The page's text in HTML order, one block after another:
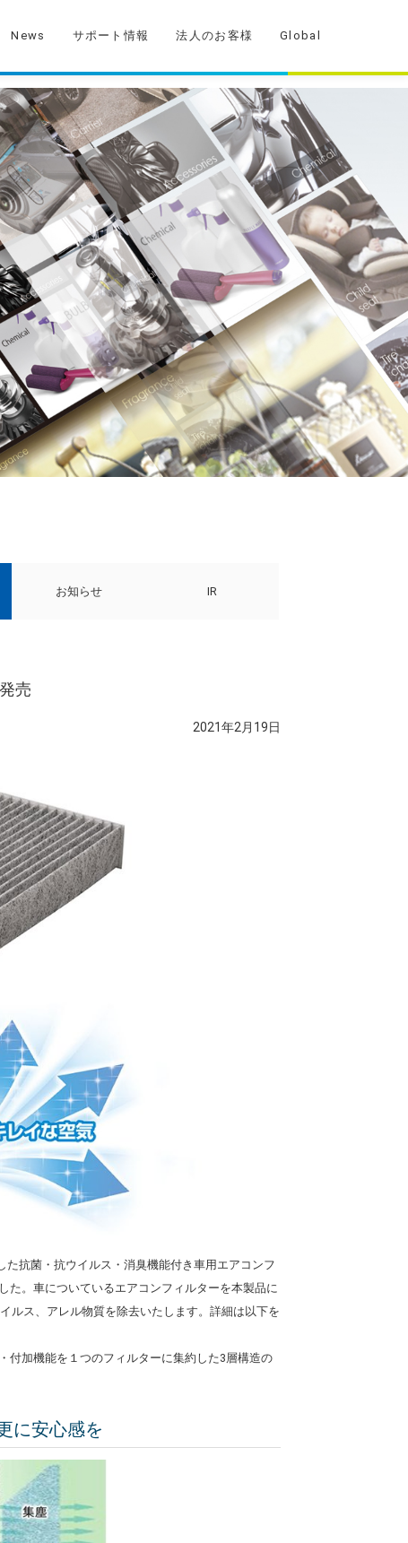
News サポート情報 法人のお客様 Global
お知らせ IR
売
2021年2月19日
抗菌・抗ウイルス・消臭機能付き車用エアコンフ
た。車についているエアコンフィルターを本製品に
ルス、アレル物質を除去いたします。詳細は以下を
付加機能を１つのフィルターに集約した3層構造の
に安心感を